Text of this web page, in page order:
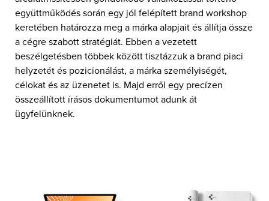
együttműködés során egy jól felépített brand workshop
keretében határozza meg a márka alapjait és állítja össze
a cégre szabott stratégiát. Ebben a vezetett
beszélgetésben többek között tisztázzuk a brand piaci
helyzetét és pozicionálást, a márka személyiségét,
célokat és az üzenetet is. Majd erről egy precízen
összeállított írásos dokumentumot adunk át
ügyfelünknek.